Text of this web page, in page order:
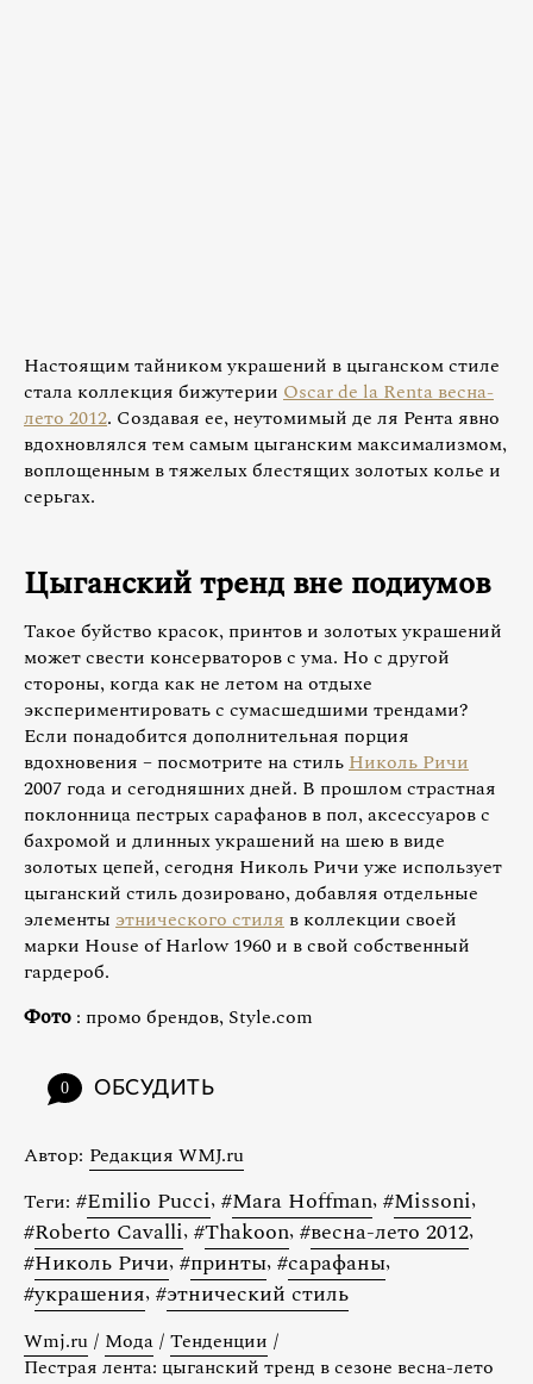
Настоящим тайником украшений в цыганском стиле
стала коллекция бижутерии Oscar de la Renta весна-
лето 2012. Создавая ее, неутомимый де ля Рента явно
вдохновлялся тем самым цыганским максимализмом,
воплощенным в тяжелых блестящих золотых колье и
серьгах.
Цыганский тренд вне подиумов
Такое буйство красок, принтов и золотых украшений
может свести консерваторов с ума. Но с другой
стороны, когда как не летом на отдыхе
экспериментировать с сумасшедшими трендами?
Если понадобится дополнительная порция
вдохновения – посмотрите на стильНиколь Ричи
2007 года и сегодняшних дней. В прошлом страстная
поклонница пестрых сарафанов в пол, аксессуаров с
бахромой и длинных украшений на шею в виде
золотых цепей, сегодня Николь Ричи уже использует
цыганский стиль дозировано, добавляя отдельные
элементы этнического стиля в коллекции своей
марки House of Harlow 1960 и в свой собственный
гардероб.
Фото : промо брендов, Style.com
0 ОБСУДИТЬ
Автор: Редакция WMJ.ru
Теги: #Emilio Pucci, #Mara Hoffman, #Missoni,
#Roberto Cavalli, #Thakoon, #весна-лето 2012,
#Николь Ричи, #принты, #сарафаны,
#украшения, #этнический стиль
Wmj.ru / Мода / Тенденции /
Пестрая лента: цыганский тренд в сезоне весна-лето